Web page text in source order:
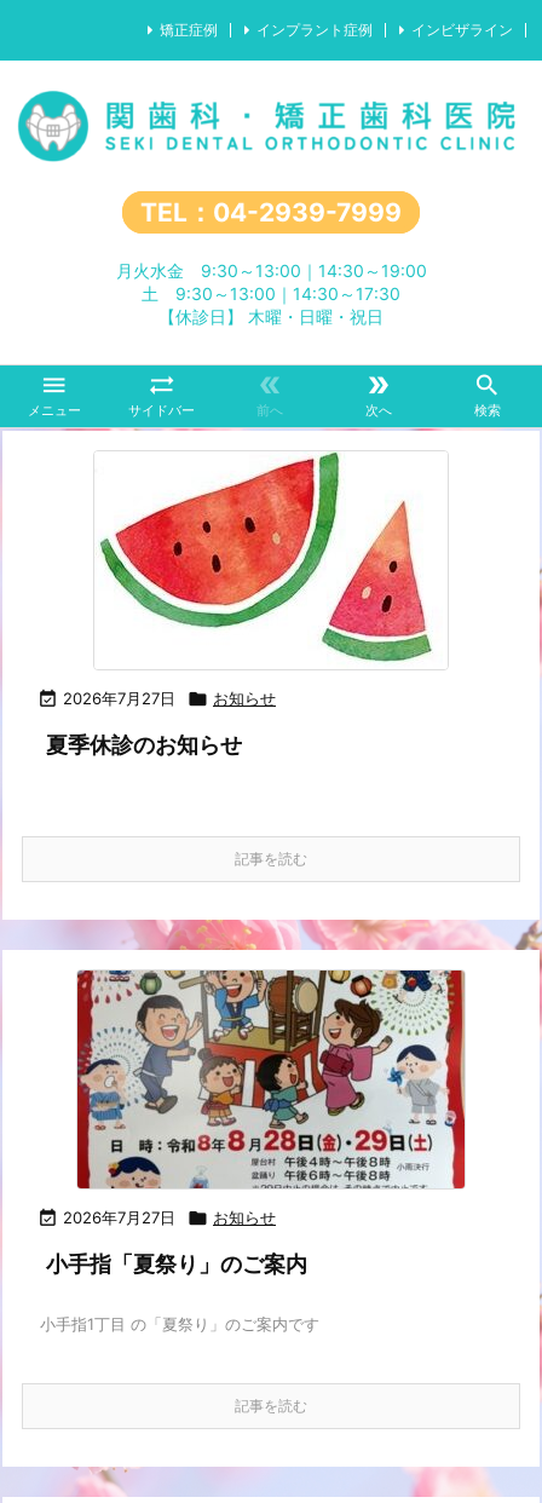
TEL：04-2939-7999
月火水金 9:30～13:00｜14:30～19:00
土 9:30～13:00｜14:30～17:30
【休診日】 木曜・日曜・祝日

メニュー

サイドバー

前へ

次へ

検索
矯正症例 インプラント症例 インビザライン
 2026年7月27日  お知らせ
夏季休診のお知らせ
記事を読む
 2026年7月27日  お知らせ
小手指「夏祭り」のご案内
小手指1丁目 の「夏祭り」のご案内です
記事を読む